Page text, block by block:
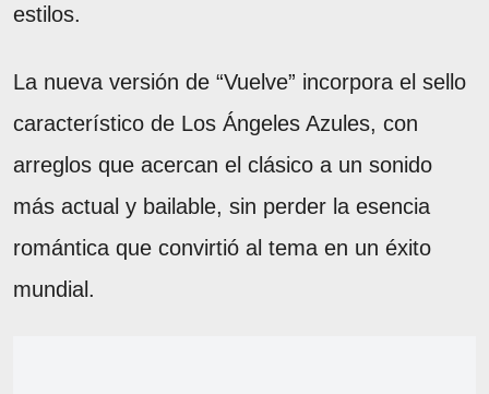
estilos.
La nueva versión de “Vuelve” incorpora el sello
característico de Los Ángeles Azules, con
arreglos que acercan el clásico a un sonido
más actual y bailable, sin perder la esencia
romántica que convirtió al tema en un éxito
mundial.